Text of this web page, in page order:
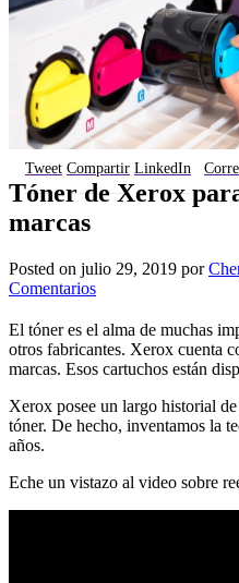
Tweet Compartir LinkedIn
Tóner de Xerox
marcas
Posted on julio 29, 2019 por
Comentarios
El tóner es el alma de muchas
otros fabricantes. Xerox cuenta
marcas. Esos cartuchos están
Xerox posee un largo historial
tóner. De hecho, inventamos la
años.
Eche un vistazo al video sobre